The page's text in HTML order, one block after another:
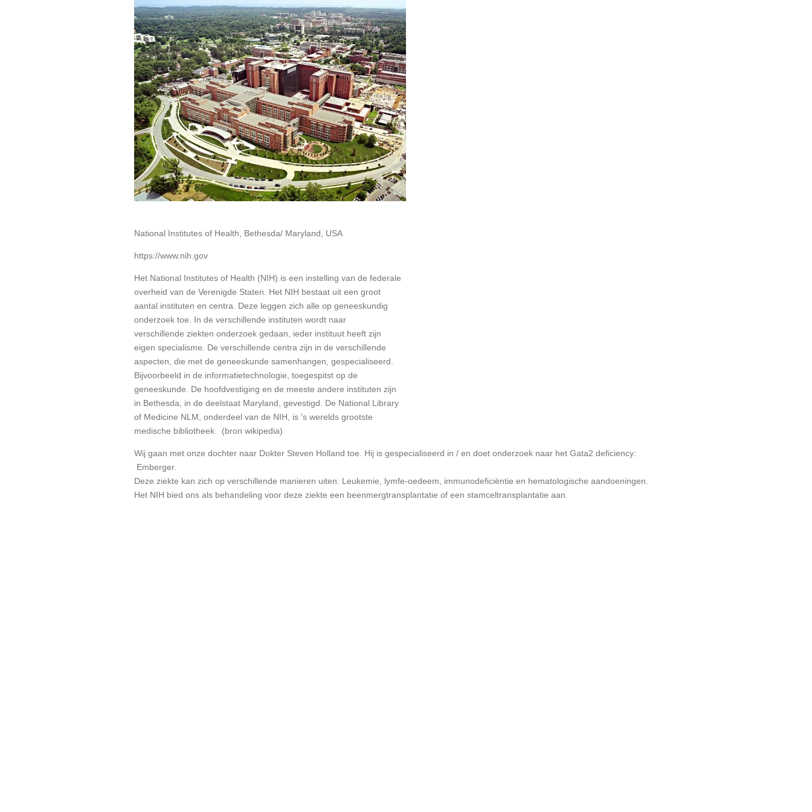
National Institutes of Health, Bethesda/ Maryland, USA
https://www.nih.gov
Het National Institutes of Health (NIH) is een instelling van de federale
overheid van de Verenigde Staten. Het NIH bestaat uit een groot
aantal instituten en centra. Deze leggen zich alle op geneeskundig
onderzoek toe. In de verschillende instituten wordt naar
verschillende ziekten onderzoek gedaan, ieder instituut heeft zijn
eigen specialisme. De verschillende centra zijn in de verschillende
aspecten, die met de geneeskunde samenhangen, gespecialiseerd.
Bijvoorbeeld in de informatietechnologie, toegespitst op de
geneeskunde. De hoofdvestiging en de meeste andere instituten zijn
in Bethesda, in de deelstaat Maryland, gevestigd. De National Library
of Medicine NLM, onderdeel van de NIH, is 's werelds grootste
medische bibliotheek. (bron wikipedia)
Wij gaan met onze dochter naar Dokter Steven Holland toe. Hij is gespecialiseerd in / en doet onderzoek naar het Gata2 deficiency:
Emberger.
Deze ziekte kan zich op verschillende manieren uiten: Leukemie, lymfe-oedeem, immunodeficiëntie en hematologische aandoeningen.
Het NIH bied ons als behandeling voor deze ziekte een beenmergtransplantatie of een stamceltransplantatie aan.